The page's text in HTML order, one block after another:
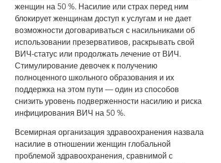
женщин на 50 %. Насилие или страх перед ним
блокирует женщинам доступ к услугам и не дает
возможности договариваться с насильниками об
использовании презервативов, раскрывать свой
ВИЧ-статус или продолжать лечение от ВИЧ.
Стимулирование девочек к получению
полноценного школьного образования и их
поддержка на этом пути — один из способов
снизить уровень подверженности насилию и риска
инфицирования ВИЧ на 50 %.
Всемирная организация здравоохранения назвала
насилие в отношении женщин глобальной
проблемой здравоохранения, сравнимой с